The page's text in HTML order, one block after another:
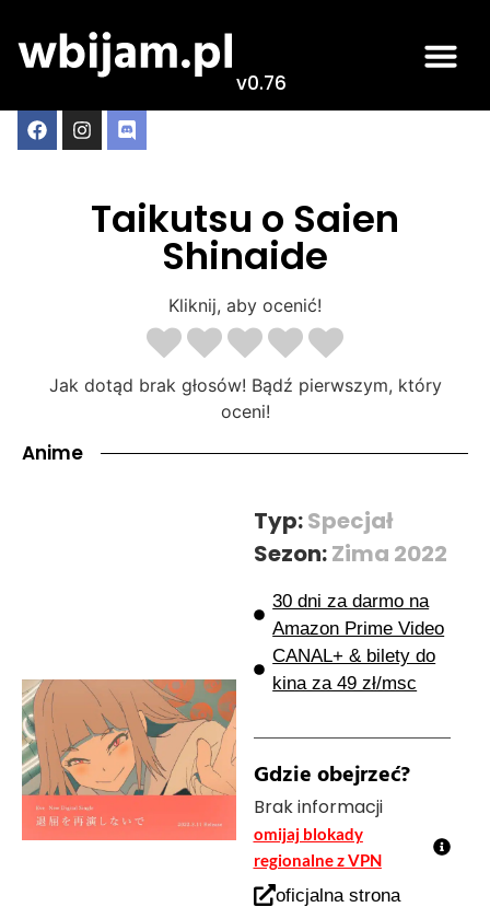
v0.76
Taikutsu o Saien
Shinaide
Kliknij, aby ocenić!
Jak dotąd brak głosów! Bądź pierwszym, który
oceni!
Anime
Typ:Specjał
Sezon:Zima 2022
30 dni za darmo na
Amazon Prime Video
CANAL+ & bilety do
kina za 49 zł/msc
Gdzie obejrzeć?
Brak informacji
omijaj blokady
regionalne z VPN
oficjalna strona